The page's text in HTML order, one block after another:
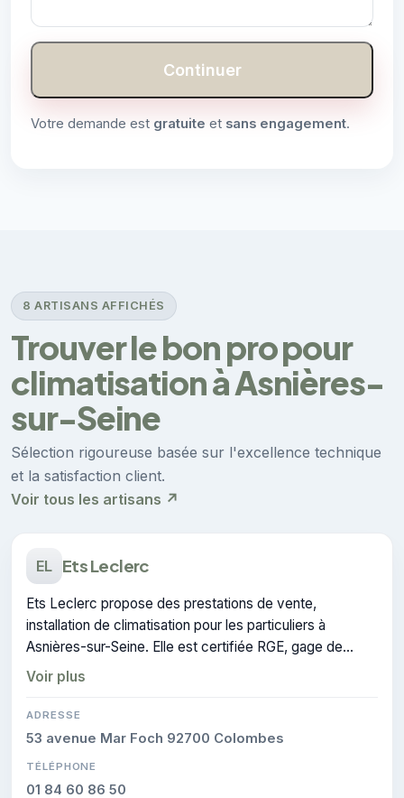
Continuer
Votre demande est gratuite et sans engagement.
8 ARTISANS AFFICHÉS
Trouver le bon pro pour
climatisation à Asnières-
sur-Seine
Sélection rigoureuse basée sur l'excellence technique
et la satisfaction client.
Voir tous les artisans ↗
EL Ets Leclerc
Ets Leclerc propose des prestations de vente,
installation de climatisation pour les particuliers à
Asnières-sur-Seine. Elle est certifiée RGE, gage de
conformité sur les interventions réalisées.
Voir plus
ADRESSE
53 avenue Mar Foch 92700 Colombes
TÉLÉPHONE
01 84 60 86 50